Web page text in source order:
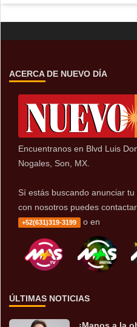
ACERCA DE NUEVO DÍA
Encuentranos en Blvd Luis
Nogales, Son, MX.
Sí estás buscando anunciar
con nosotros puedes
+52(631)319-3199 o en
ÚLTIMAS NOTICIAS